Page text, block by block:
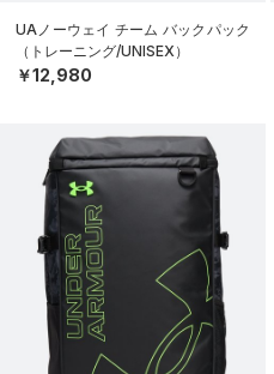
UAノーウェイ チーム バックパック
（トレーニング/UNISEX）
￥12,980